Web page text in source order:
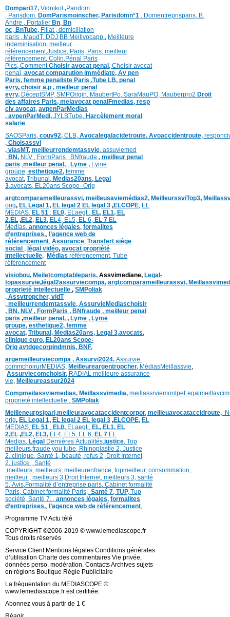
Dompari17, Vidnikol ,Paridom
Parisdom, DomParismoinscher, Parisdomn°1 Domentreprisparis, B.
Andre , Portalier Bn Bn
oc BnTube, Filiat, domiciliation
paris
MaudT, DDJ, BB Meillvocapp
Meilleure
indeminisation meilleur
référencement,Justice Paris, Paris, meilleur
référencement, Colin Pénal Paris
Pics, CommentChoisir avocat penal, Choisir avocat
penal, avocat comparution immédiate, Av pen
Paris, femme penaliste Paris ,Tube LB, penal
evry, choisir a.p , meilleur penal
evry, DéceptSMP, SMPOrigin, MaubertPo, SaraMauPO, Mauberpro2 Droit
des affaires Paris, meiavocat penalFmedias, resp
civ avocat avpenParMedias
, avpenParMedi, JYLBTube, Harcèlement moral
salarie
SAOSParis, couv92, CLB, Avocalegalacidetroute, Avoaccidentroute,
, Choisassvi
, viasMT, meilleurrendemtassvie assuviemed
BN, NLV , FormParis , BNfraude , meilleur penal
paris meilleur penal, Lyme , Lyme
groupe, esthetique2, femme
avocat, Tribunal, Medias20ans Legal
3 avocats, EL20ans Scope- Orig
argtcomparameilleurassvi, meilleusaviemédias2, MeilleurssviTop3,
orig, EL Legal 1, EL legal 2 EL legal 3 ,ELCOPE EL
MEDIAS, EL 51 EL0, ELaegt , EL, EL1, EL
2,EL ,EL2, EL3, EL4, EL5, EL 6, EL 7 EL
Medias, annonces légales, formalites
d’entreprises, l’agence web de
référencement Assurance Transfert siège
social
légal vidéo, avocat propriété
intellectuelle, Médias référencement, Tube
référencement
visiobou, Meiletcomptableparis, Assvimediane, Legal-
topassurvie,légal2assurviecompa, argtcomparameilleurassvi,
proprieté intellectuelle , SMPoliak
, Assvtropcher, vidT
, meilleurrendemtassvie, AssurvieMediaschoisir
, BN, NLV , FormParis , BNfraude , meilleur penal
paris ,meilleur penal, , Lyme , Lyme
groupe, esthetique2, femme
avocat, Tribunal, Medias20ans, Legal 3,avocats,
clinique euro, EL20ans Scope-
Orig avtdgecorpindmnis, BNF,
argemeilleurviecompa , Assurvi2024, Assurvie:
commchoirurMEDIAS Meilleureargentropcher, MédiasMeillassvie
Assurviecomchoisir, RADIAL meilleure assurance
vie Meilleureassur2024
Compmeilassviemedias, Meillassvimedia, meillassrviemontpe
proprieté intellectuelle
SMPoliak
Meilleneurpsipari,meilleuravocataccidentcorpor, meilleuavocataccidroute,
orig, EL Legal 1, EL legal 2 EL legal 3 ,ELCOPE EL
MEDIAS, EL 51 EL0, ELaegt , EL, EL1, EL
2,EL ,EL2, EL3, EL4, EL5, EL 6, EL 7 EL
Medias, Légal Dernières Actualités, justice Top
meilleurs fraude you tube Rhinoplastie 2 Justice
2 clinique Santé 1 , beauté, refus 2 Droit Internet
2 justice , Santé
meilleurs meilleurs meilleurenfrance, topmeilleur, consommation
meilleur , meilleurs 3, Droit Internet, meilleurs 3, santé
5, Avis Formalité d’entreprise paris, Cabinet formalité
Paris, Cabinet formalité Paris, Santé 7, TUP, Tup
société, Santé 7 annonces légales, formalites
d’entreprises, l’agence web de référencement
Programme TV Actu télé
COPYRIGHT ©2006-2019 © www.lemediascope.fr
Tous droits réservés
Service Client Mentions légales Conditions générales
d’utilisation Charte des commentaires Vie privée,
données perso. modération. Contacts Archives sujets
en régions Boutique Régie Publicitaire
La fréquentation du MEDIASCOPE ©
www.lemediascope.fr est certifiée.
Abonnez vous à partir de 1 €